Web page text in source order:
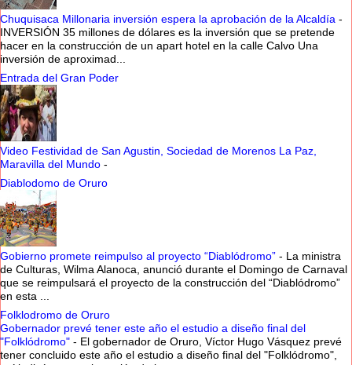
Chuquisaca Millonaria inversión espera la aprobación de la Alcaldía -
INVERSIÓN 35 millones de dólares es la inversión que se pretende
hacer en la construcción de un apart hotel en la calle Calvo Una
inversión de aproximad...
Entrada del Gran Poder
Video Festividad de San Agustin, Sociedad de Morenos La Paz,
Maravilla del Mundo -
Diablodomo de Oruro
Gobierno promete reimpulso al proyecto “Diablódromo” - La ministra
de Culturas, Wilma Alanoca, anunció durante el Domingo de Carnaval
que se reimpulsará el proyecto de la construcción del “Diablódromo”
en esta ...
Folklodromo de Oruro
Gobernador prevé tener este año el estudio a diseño final del
"Folklódromo" - El gobernador de Oruro, Víctor Hugo Vásquez prevé
tener concluido este año el estudio a diseño final del "Folklódromo",